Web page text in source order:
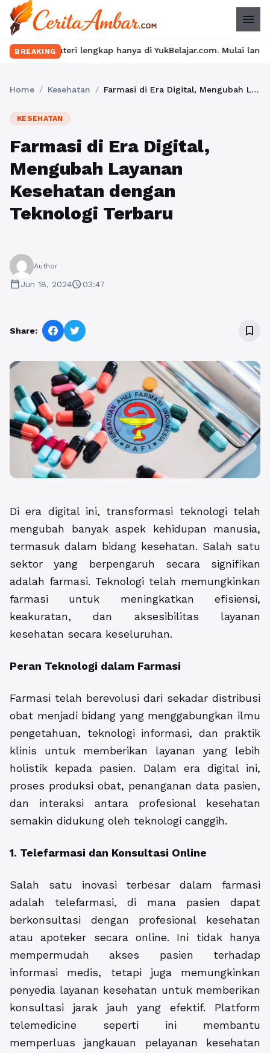
menu
BREAKING
lengkap hanya di YukBelajar.com. Mulai langkah
Home / Kesehatan / Farmasi di Era Digital, Mengubah Layanan Kesehatan dengan Teknologi Terbaru
KESEHATAN
Farmasi di Era Digital,
Mengubah Layanan
Kesehatan dengan
Teknologi Terbaru
Author
calendar_todayJun 18, 2024schedule03:47
Share: bookmark_border
Di era digital ini, transformasi teknologi telah
mengubah banyak aspek kehidupan manusia,
termasuk dalam bidang kesehatan. Salah satu
sektor yang berpengaruh secara signifikan
adalah farmasi. Teknologi telah memungkinkan
farmasi untuk meningkatkan efisiensi,
keakuratan, dan aksesibilitas layanan
kesehatan secara keseluruhan.
Peran Teknologi dalam Farmasi
Farmasi telah berevolusi dari sekadar distribusi
obat menjadi bidang yang menggabungkan ilmu
pengetahuan, teknologi informasi, dan praktik
klinis untuk memberikan layanan yang lebih
holistik kepada pasien. Dalam era digital ini,
proses produksi obat, penanganan data pasien,
dan interaksi antara profesional kesehatan
semakin didukung oleh teknologi canggih.
1. Telefarmasi dan Konsultasi Online
Salah satu inovasi terbesar dalam farmasi
adalah telefarmasi, di mana pasien dapat
berkonsultasi dengan profesional kesehatan
atau apoteker secara online. Ini tidak hanya
mempermudah akses pasien terhadap
informasi medis, tetapi juga memungkinkan
penyedia layanan kesehatan untuk memberikan
konsultasi jarak jauh yang efektif. Platform
telemedicine seperti ini membantu
memperluas jangkauan pelayanan kesehatan